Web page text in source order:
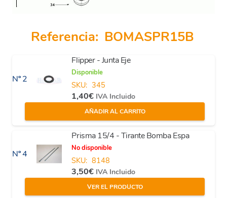
Referencia: BOMASPR15B
Nº 2
Flipper - Junta Eje
Disponible
SKU: 345
1,40€ IVA Incluido
AÑADIR AL CARRITO
Nº 4
Prisma 15/4 - Tirante Bomba Espa
No disponible
SKU: 8148
3,50€ IVA Incluido
VER EL PRODUCTO